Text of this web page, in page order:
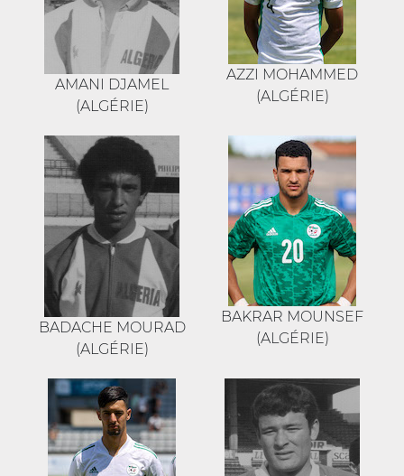
AMANI DJAMEL
(ALGÉRIE)
AZZI MOHAMMED
(ALGÉRIE)
BADACHE MOURAD
(ALGÉRIE)
BAKRAR MOUNSEF
(ALGÉRIE)